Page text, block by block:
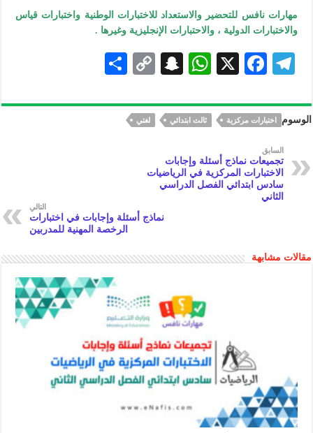
مهارات نافس للتحضير والاستعداد للاختبارات الوطنية واختبارات قياس
والاختبارات الدولية ، والاحتبارات الإنجليزية وغيرها .
Te
gr
a
m
F
eb
oo
k
X
W
at
s
A
p
p
S
a
pc
at
C
p
y
ar
الوسوم اختبارات مركزية ثالث ابتدائي لغتي
السابق
تجميعات نماذج أسئلة وإجابات
الاختبارات المركزية في الرياضيات
سادس ابتدائي الفصل الدراسي
الثاني
التالي
نماذج أسئلة وإجابات في اختبارات
الرخصة المهنية للمدربين
مقالات مشابهة